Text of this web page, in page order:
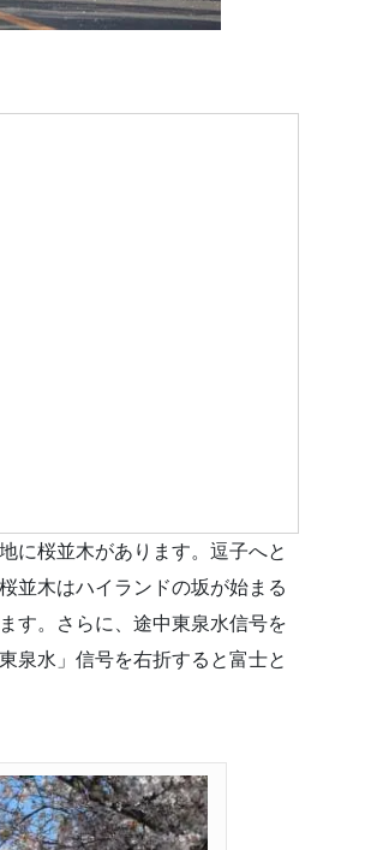
に桜並木があります。逗子へと
並木はハイランドの坂が始まる
す。さらに、途中東泉水信号を
泉水」信号を右折すると富士と